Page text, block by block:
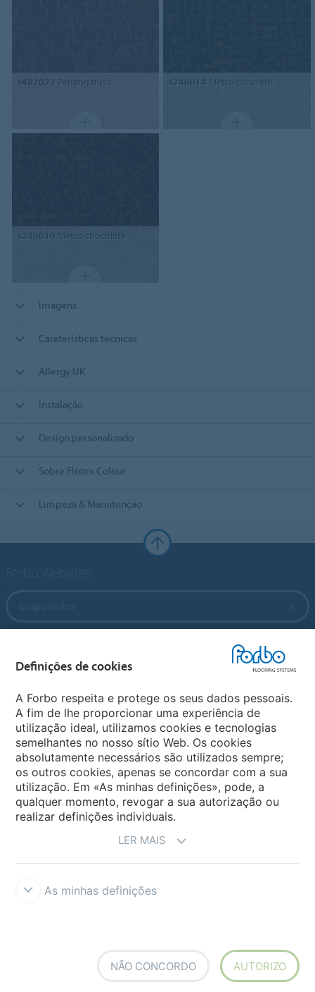
s482023 Penang dusk s246014 Metro concrete
s246010 Metro chocolate
Imagens
Caraterísticas técnicas
Allergy UK
Instalação
Design personalizado
Sobre Flotex Colour
Limpeza & Manutenção
Sites Forbo
Selecione o país
Definições de cookies
A Forbo respeita e protege os seus dados pessoais.
A fim de lhe proporcionar uma experiência de
utilização ideal, utilizamos cookies e tecnologias
semelhantes no nosso sítio Web. Os cookies
absolutamente necessários são utilizados sempre;
os outros cookies, apenas se concordar com a sua
utilização. Em «As minhas definições», pode, a
qualquer momento, revogar a sua autorização ou
realizar definições individuais.
LER MAIS
As minhas definições
NÃO CONCORDO AUTORIZO